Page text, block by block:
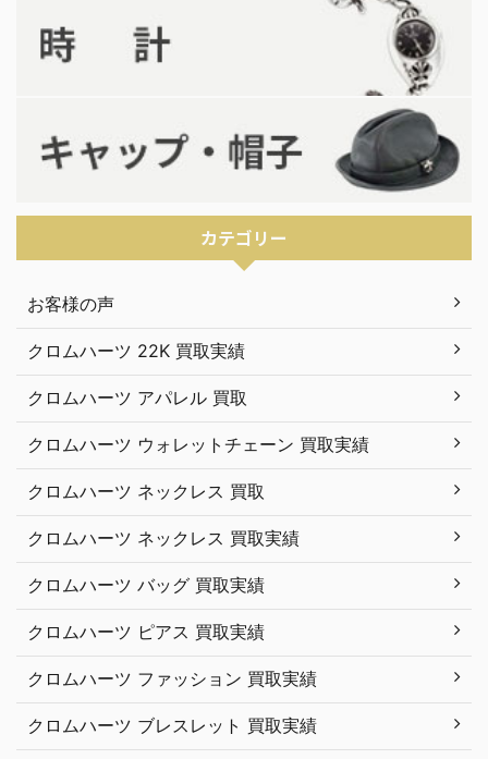
カテゴリー
お客様の声
クロムハーツ 22K 買取実績
クロムハーツ アパレル 買取
クロムハーツ ウォレットチェーン 買取実績
クロムハーツ ネックレス 買取
クロムハーツ ネックレス 買取実績
クロムハーツ バッグ 買取実績
クロムハーツ ピアス 買取実績
クロムハーツ ファッション 買取実績
クロムハーツ ブレスレット 買取実績